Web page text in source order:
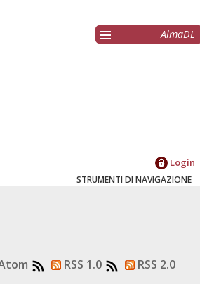
AlmaDL
Login
STRUMENTI DI NAVIGAZIONE
RSS 1.0 RSS 2.0